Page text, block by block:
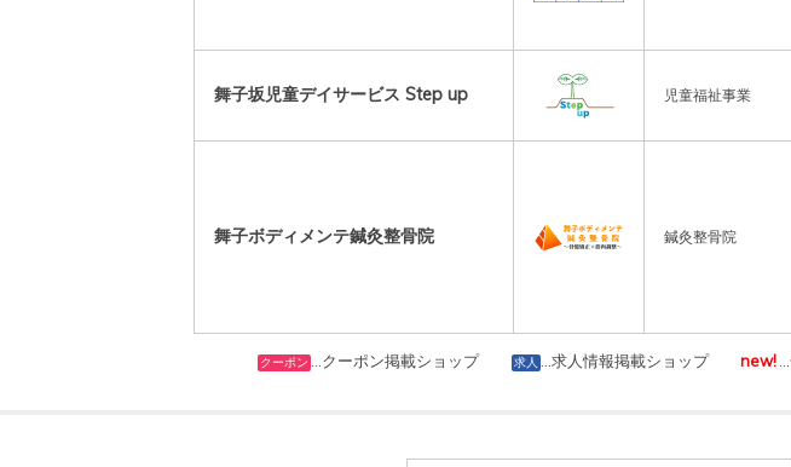
舞子坂児童デイサービス Step up 児童福祉事業
舞子ボディメンテ鍼灸整骨院 鍼灸整骨院
クーポン …クーポン掲載ショップ 求人 …求人情報掲載ショップ new!